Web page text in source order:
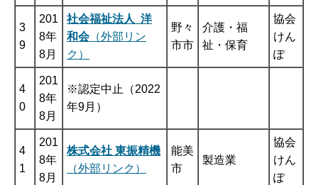
3
9
201
8年
8月
社会福祉法人 洋
和会（外部リン
ク）
野々
市市
介護・福
祉・保育
協会
けん
ぽ
4
0
201
8年
8月
※認定中止（2022
年9月）
4
1
201
8年
8月
株式会社 東振精機
（外部リンク）
能美
市
製造業
協会
けん
ぽ